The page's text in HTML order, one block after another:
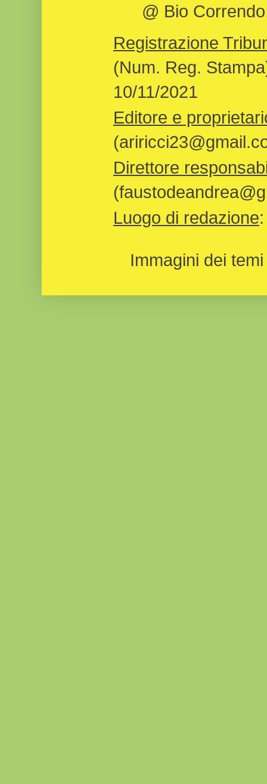
@ Bio
Registrazione
(Num. Reg.
10/11/2021
Editore e
Direttore
Luogo di redazione
Immagini dei